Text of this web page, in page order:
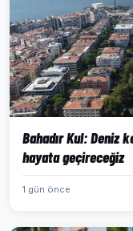
Bahadır Kul: Deniz
hayata geçireceğiz
1 gün önce